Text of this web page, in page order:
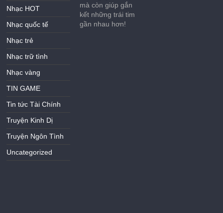
Nhạc HOT
Nhạc quốc tế
Nhạc trẻ
Nhạc trữ tình
Nhạc vàng
TIN GAME
Tin tức Tài Chính
Truyện Kinh Dị
Truyện Ngôn Tình
Uncategorized
mà còn giúp gắn
kết những trái tim
gần nhau hơn!